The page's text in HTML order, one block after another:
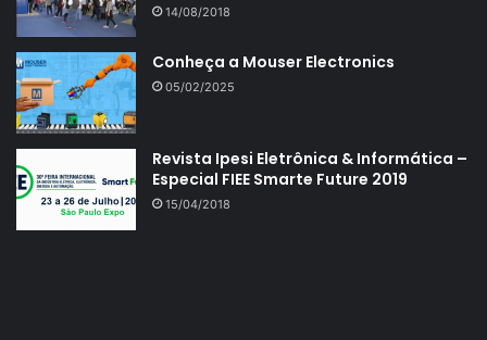
14/08/2018
Conheça a Mouser Electronics
05/02/2025
Revista Ipesi Eletrônica & Informática –
Especial FIEE Smarte Future 2019
15/04/2018